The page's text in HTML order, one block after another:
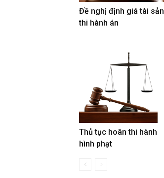
Đề nghị định giá tài sản
thi hành án
Thủ tục hoãn thi hành
hình phạt